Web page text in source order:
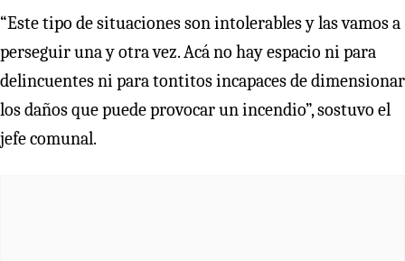
“Este tipo de situaciones son intolerables y las vamos a
perseguir una y otra vez. Acá no hay espacio ni para
delincuentes ni para tontitos incapaces de dimensionar
los daños que puede provocar un incendio”, sostuvo el
jefe comunal.